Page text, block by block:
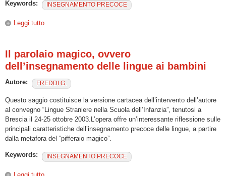
Keywords: INSEGNAMENTO PRECOCE
Leggi tutto
Il parolaio magico, ovvero
dell’insegnamento delle lingue ai bambini
Autore: FREDDI G.
Questo saggio costituisce la versione cartacea dell’intervento dell’autore
al convegno “Lingue Straniere nella Scuola dell’Infanzia”, tenutosi a
Brescia il 24-25 ottobre 2003.L’opera offre un’interessante riflessione sulle
principali caratteristiche dell’insegnamento precoce delle lingue, a partire
dalla metafora del “pifferaio magico”.
Keywords: INSEGNAMENTO PRECOCE
Leggi tutto